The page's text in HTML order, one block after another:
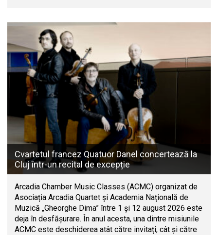
Cvartetul francez Quatuor Danel concertează la
Cluj într-un recital de excepție
Arcadia Chamber Music Classes (ACMC) organizat de
Asociația Arcadia Quartet și Academia Națională de
Muzică „Gheorghe Dima” între 1 și 12 august 2026 este
deja în desfășurare. În anul acesta, una dintre misiunile
ACMC este deschiderea atât către invitați, cât și către